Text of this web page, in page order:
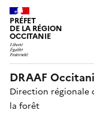
PRÉFET
DE LA RÉGION
OCCITANIE
DRAAF
Direction régionale
la forêt